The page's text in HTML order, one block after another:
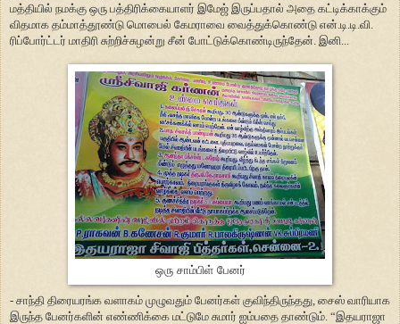
மத்தியில் நமக்கு ஒரு பத்திரிக்கையாளர் இமேஜ் இருப்பதால் அதை கட்டிக்காக்கும்
விதமாக தம்மாத்தூண்டு மொபைல் கேமராவை வைத்துக்கொண்டு என்.டி.டி.வி.
ரிப்போர்ட்டர் மாதிரி சுற்றிச்சுழன்று சீன் போட்டுக்கொண்டிருந்தேன். இனி...
ஒரு சாம்பிள் பேனர்
- சாந்தி திரையரங்க வளாகம் முழுவதும் பேனர்கள் குவிந்திருந்தது, சைஸ் வாரியாக
இருந்த பேனர்களின் எண்ணிக்கை மட்டுமே சுமார் ஐம்பதை தாண்டும். “இதயராஜா